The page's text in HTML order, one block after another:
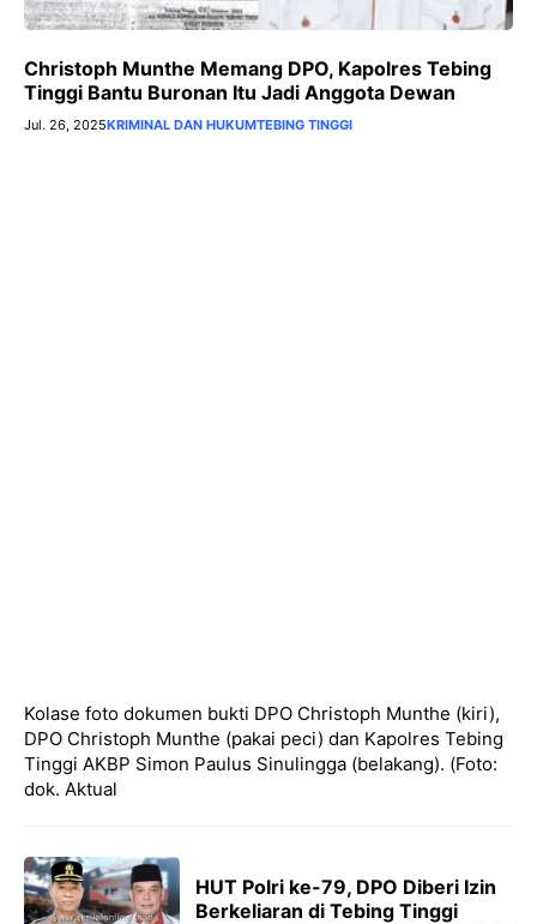
Christoph Munthe Memang DPO, Kapolres Tebing
Tinggi Bantu Buronan Itu Jadi Anggota Dewan
Jul. 26, 2025KRIMINAL DAN HUKUMTEBING TINGGI
Kolase foto dokumen bukti DPO Christoph Munthe (kiri),
DPO Christoph Munthe (pakai peci) dan Kapolres Tebing
Tinggi AKBP Simon Paulus Sinulingga (belakang). (Foto:
dok. Aktual
HUT Polri ke-79, DPO Diberi Izin
Berkeliaran di Tebing Tinggi